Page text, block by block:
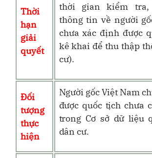
Thời
hạn
giải
quyết
thời gian kiểm
thông tin về người
chưa xác định được
kê khai để thu thập
cư).
Đối
tượng
thực
hiện
Người gốc Việt Nam
được quốc tịch chưa
trong Cơ sở dữ liệu
dân cư.